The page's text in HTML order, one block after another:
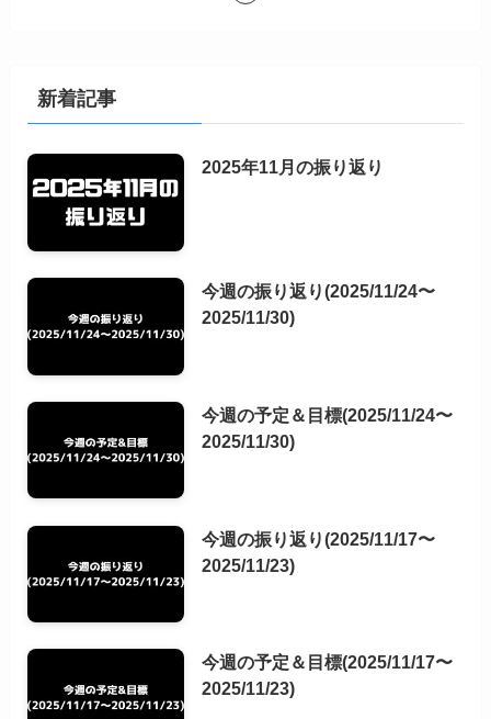
新着記事
2025年11月の振り返り
今週の振り返り(2025/11/24〜
2025/11/30)
今週の予定＆目標(2025/11/24〜
2025/11/30)
今週の振り返り(2025/11/17〜
2025/11/23)
今週の予定＆目標(2025/11/17〜
2025/11/23)